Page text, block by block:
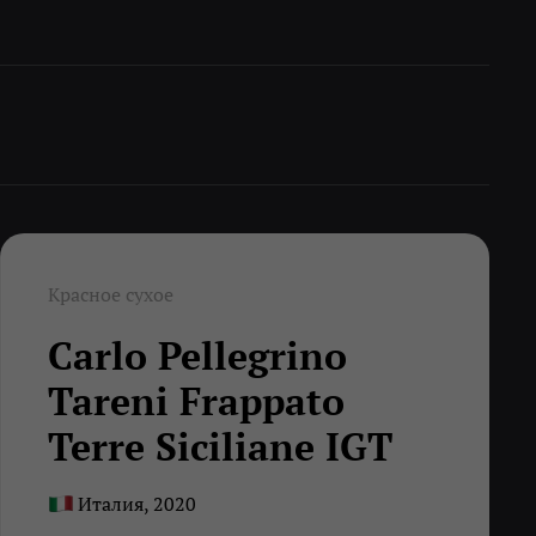
Красное сухое
Carlo Pellegrino
Tareni Frappato
Terre Siciliane IGT
Италия, 2020